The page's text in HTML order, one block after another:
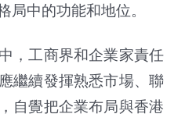
局中的功能和地位。
，工商界和企業家責任
繼續發揮熟悉市場、聯
自覺把企業布局與香港